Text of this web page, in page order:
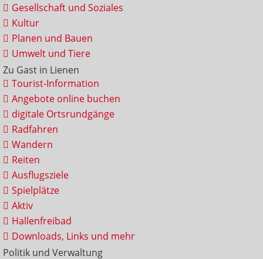
Gesellschaft und Soziales
Kultur
Planen und Bauen
Umwelt und Tiere
Zu Gast in Lienen
Tourist-Information
Angebote online buchen
digitale Ortsrundgänge
Radfahren
Wandern
Reiten
Ausflugsziele
Spielplätze
Aktiv
Hallenfreibad
Downloads, Links und mehr
Politik und Verwaltung